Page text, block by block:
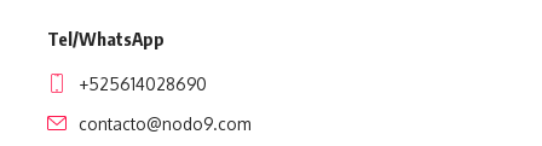
Tel/WhatsApp
+525614028690
contacto@nodo9.com